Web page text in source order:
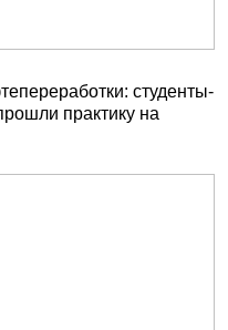
студенты-
практику на